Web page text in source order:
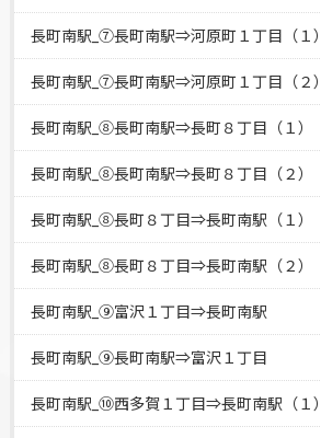
長町南駅_⑦長町南駅⇒河原町１丁目（１）
長町南駅_⑦長町南駅⇒河原町１丁目（２）
長町南駅_⑧長町南駅⇒長町８丁目（１）
長町南駅_⑧長町南駅⇒長町８丁目（２）
長町南駅_⑧長町８丁目⇒長町南駅（１）
長町南駅_⑧長町８丁目⇒長町南駅（２）
長町南駅_⑨富沢１丁目⇒長町南駅
長町南駅_⑨長町南駅⇒富沢１丁目
長町南駅_⑩西多賀１丁目⇒長町南駅（１）